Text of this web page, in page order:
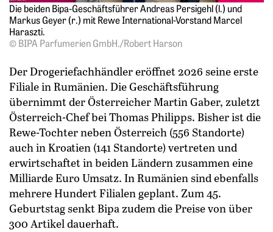
Die beiden Bipa-Geschäftsführer Andreas Persigehl (l.) und
Markus Geyer (r.) mit Rewe International-Vorstand Marcel
Haraszti.
© BIPA Parfumerien GmbH./Robert Harson
Der Drogeriefachhändler eröffnet 2026 seine erste
Filiale in Rumänien. Die Geschäftsführung
übernimmt der Österreicher Martin Gaber, zuletzt
Österreich-Chef bei Thomas Philipps. Bisher ist die
Rewe-Tochter neben Österreich (556 Standorte)
auch in Kroatien (141 Standorte) vertreten und
erwirtschaftet in beiden Ländern zusammen eine
Milliarde Euro Umsatz. In Rumänien sind ebenfalls
mehrere Hundert Filialen geplant. Zum 45.
Geburtstag senkt Bipa zudem die Preise von über
300 Artikel dauerhaft.